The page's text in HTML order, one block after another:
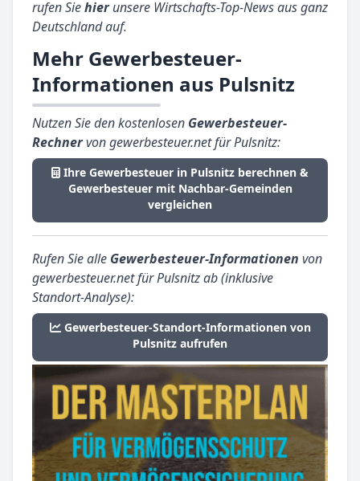
rufen Siehierunsere Wirtschafts-Top-News aus ganz
Deutschland auf.
Mehr Gewerbesteuer-
Informationen aus Pulsnitz
Nutzen Sie den kostenlosen Gewerbesteuer-
Rechnervon gewerbesteuer.net für Pulsnitz:
Ihre Gewerbesteuer in Pulsnitz berechnen &
Gewerbesteuer mit Nachbar-Gemeinden
vergleichen
Rufen Sie alle Gewerbesteuer-Informationen von
gewerbesteuer.net für Pulsnitz ab (inklusive
Standort-Analyse):
Gewerbesteuer-Standort-Informationen von
Pulsnitz aufrufen